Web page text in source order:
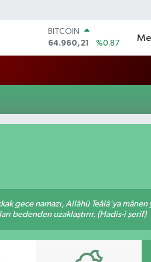
BITCOIN
64.960,21
%0.87
DOLAR
64,4811
%0.38
GRAM ALTIN
gece namazı, Allâhü Teâlâ'ya mânen
bedenden uzaklaştırır. (Hadis-i şerif)